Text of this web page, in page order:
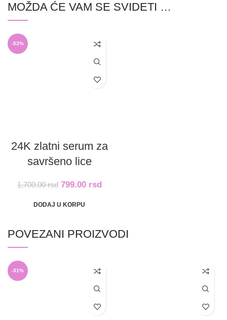
MOŽDA ĆE VAM SE SVIDETI …
-53%
24K zlatni serum za
savršeno lice
1,700.00rsd 799.00 rsd
DODAJ U KORPU
POVEZANI PROIZVODI
-31%